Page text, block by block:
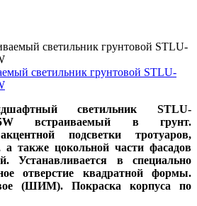
светильник грунтовой STLU-
светильник STLU-
5W встраиваемый в грунт.
подсветки тротуаров,
также цокольной части фасадов
Устанавливается в специально
отверстие квадратной формы.
(ШИМ). Покраска корпуса по